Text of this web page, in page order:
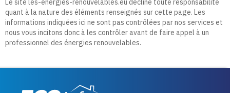
Le site les-energies-renouvelables.eu décline toute responsabilité
quant à la nature des éléments renseignés sur cette page. Les
informations indiquées ici ne sont pas contrôlées par nos services et
nous vous incitons donc à les contrôler avant de faire appel à un
professionnel des énergies renouvelables.